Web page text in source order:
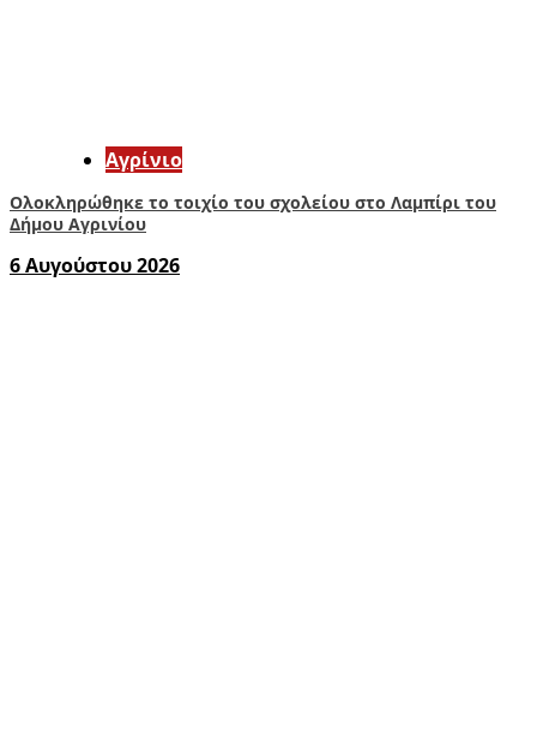
Aγρίνιο
Ολοκληρώθηκε το τοιχίο του σχολείου στο Λαμπίρι του
Δήμου Αγρινίου
6 Αυγούστου 2026